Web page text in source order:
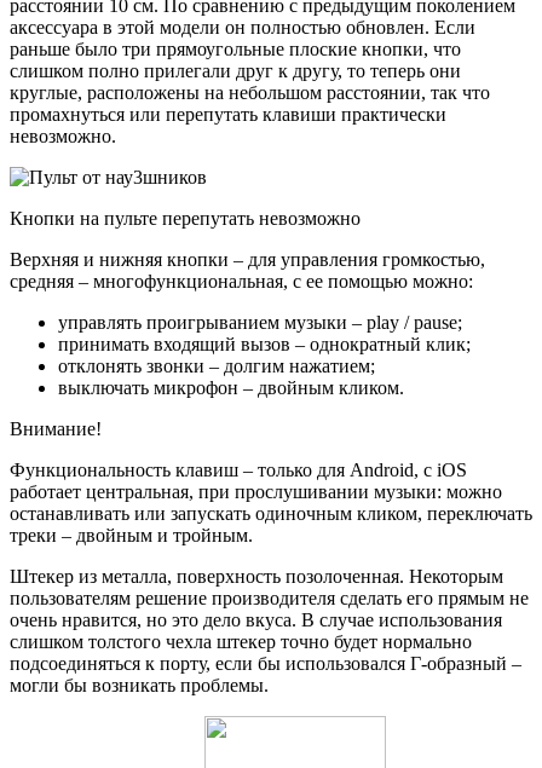
расстоянии 10 см. По сравнению с предыдущим поколением
аксессуара в этой модели он полностью обновлен. Если
раньше было три прямоугольные плоские кнопки, что
слишком полно прилегали друг к другу, то теперь они
круглые, расположены на небольшом расстоянии, так что
промахнуться или перепутать клавиши практически
невозможно.
Кнопки на пульте перепутать невозможно
Верхняя и нижняя кнопки – для управления громкостью,
средняя – многофункциональная, с ее помощью можно:
управлять проигрыванием музыки – play / pause;
принимать входящий вызов – однократный клик;
отклонять звонки – долгим нажатием;
выключать микрофон – двойным кликом.
Внимание!
Функциональность клавиш – только для Android, с iOS
работает центральная, при прослушивании музыки: можно
останавливать или запускать одиночным кликом, переключать
треки – двойным и тройным.
Штекер из металла, поверхность позолоченная. Некоторым
пользователям решение производителя сделать его прямым не
очень нравится, но это дело вкуса. В случае использования
слишком толстого чехла штекер точно будет нормально
подсоединяться к порту, если бы использовался Г-образный –
могли бы возникать проблемы.